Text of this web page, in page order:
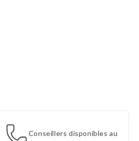
Conseillers disponibles au